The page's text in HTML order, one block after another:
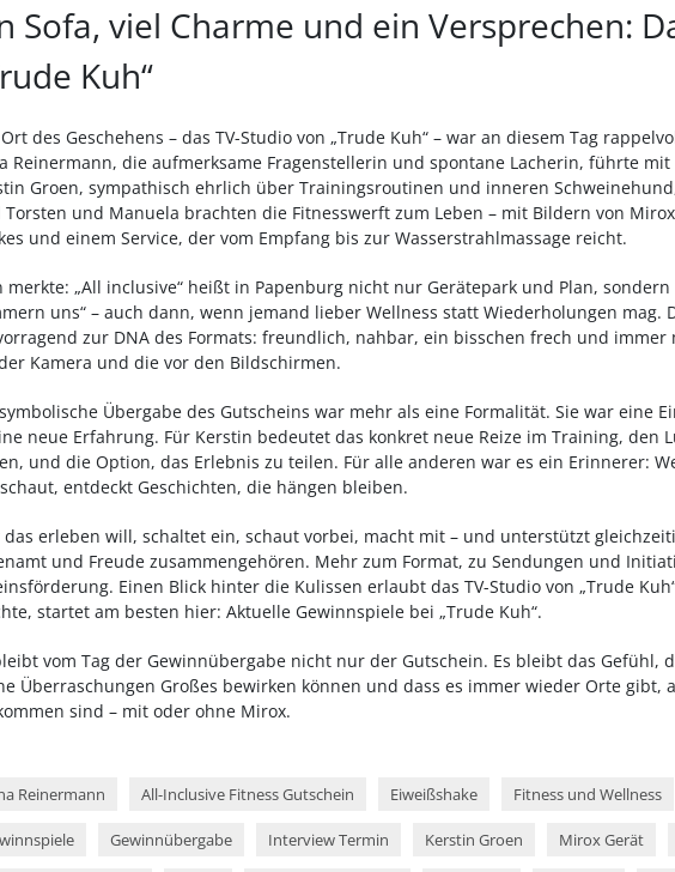
Sofa, viel Charme und ein Versprechen:
Kuh“
des Geschehens – das TV-Studio von „Trude Kuh“ – war an diesem Tag
Reinermann, die aufmerksame Fragenstellerin und spontane Lacherin, führte
Groen, sympathisch ehrlich über Trainingsroutinen und inneren
Torsten und Manuela brachten die Fitnesswerft zum Leben – mit Bildern von
und einem Service, der vom Empfang bis zur Wasserstrahlmassage reicht.
merkte: „All inclusive“ heißt in Papenburg nicht nur Gerätepark und Plan,
uns“ – auch dann, wenn jemand lieber Wellness statt Wiederholungen mag.
zur DNA des Formats: freundlich, nahbar, ein bisschen frech und
Kamera und die vor den Bildschirmen.
Übergabe des Gutscheins war mehr als eine Formalität. Sie war eine
neue Erfahrung. Für Kerstin bedeutet das konkret neue Reize im Training, den
und die Option, das Erlebnis zu teilen. Für alle anderen war es ein Erinnerer:
entdeckt Geschichten, die hängen bleiben.
das erleben will, schaltet ein, schaut vorbei, macht mit – und unterstützt
und Freude zusammengehören. Mehr zum Format, zu Sendungen und
Einen Blick hinter die Kulissen erlaubt das TV-Studio von „Trude
startet am besten hier: Aktuelle Gewinnspiele bei „Trude Kuh“.
vom Tag der Gewinnübergabe nicht nur der Gutschein. Es bleibt das Gefühl,
Überraschungen Großes bewirken können und dass es immer wieder Orte gibt,
sind – mit oder ohne Mirox.
Reinermann All-Inclusive Fitness Gutschein Eiweißshake Fitness und Wellness
Gewinnübergabe Interview Termin Kerstin Groen Mirox Gerät